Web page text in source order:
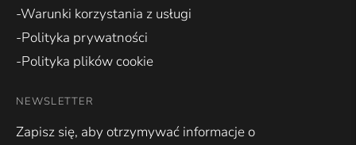
-Warunki korzystania z usługi
-Polityka prywatności
-Polityka plików cookie
NEWSLETTER
Zapisz się, aby otrzymywać informacje o